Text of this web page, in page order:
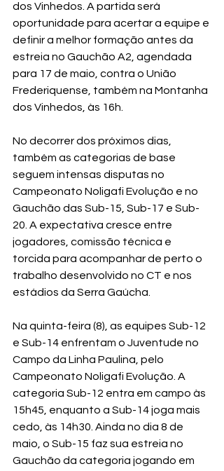
dos Vinhedos. A partida será
oportunidade para acertar a equipe e
definir a melhor formação antes da
estreia no Gauchão A2, agendada
para 17 de maio, contra o União
Frederiquense, também na Montanha
dos Vinhedos, às 16h.
No decorrer dos próximos dias,
também as categorias de base
seguem intensas disputas no
Campeonato Noligafi Evolução e no
Gauchão das Sub-15, Sub-17 e Sub-
20. A expectativa cresce entre
jogadores, comissão técnica e
torcida para acompanhar de perto o
trabalho desenvolvido no CT e nos
estádios da Serra Gaúcha.
Na quinta-feira (8), as equipes Sub-12
e Sub-14 enfrentam o Juventude no
Campo da Linha Paulina, pelo
Campeonato Noligafi Evolução. A
categoria Sub-12 entra em campo às
15h45, enquanto a Sub-14 joga mais
cedo, às 14h30. Ainda no dia 8 de
maio, o Sub-15 faz sua estreia no
Gauchão da categoria jogando em